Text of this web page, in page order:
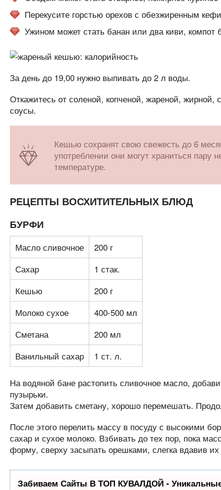
Перекусите горстью орехов с обезжиренным
Ужином может стать банан или два киви, компот
За день до 19,00 нужно выпивать до 2 л воды.
Откажитесь от соленой, копченой, жареной,
соусы.
Кешью сохранят свою свежесть до 6
употреблении они могут храниться пару
температуре.
РЕЦЕПТЫ ВОСХИТИТЕЛЬНЫХ БЛЮД
БУРФИ
Масло сливочное
200 г
Сахар
1 стак.
Кешью
200 г
Молоко сухое
400-500 мл
Сметана
200 мл
Ванильный сахар
1 ст. л.
На водяной бане растопить сливочное масло,
пузырьки.
Затем добавить сметану, хорошо перемешать.
После этого перелить массу в посуду с высокими
сахар и сухое молоко. Взбивать до тех пор, пока
форму, сверху засыпать орешками, слегка вдавив
Забиваем Сайты В ТОП КУВАЛДОЙ - Уникальные